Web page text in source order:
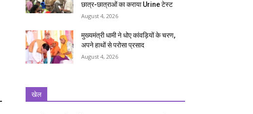
छात्र-छात्राओं का कराया Urine टेस्ट
August 4, 2026
मुख्यमंत्री धामी ने धोए कांवड़ियों के चरण,
अपने हाथों से परोसा प्रसाद
August 4, 2026
खेल